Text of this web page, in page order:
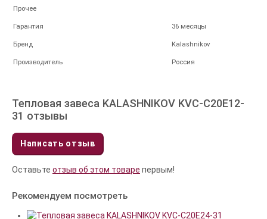
Прочее
Гарантия 36 месяцы
Бренд Kalashnikov
Производитель Россия
Тепловая завеса KALASHNIKOV KVС-C20E12-
31 отзывы
Написать отзыв
Оставьте отзыв об этом товаре первым!
Рекомендуем посмотреть